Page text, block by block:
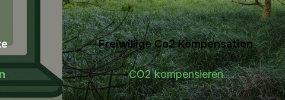
Freiwillige Co2 Kompensation
CO2 kompensieren